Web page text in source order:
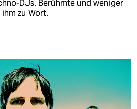
DJs. Berühmte und weniger
zu Wort.